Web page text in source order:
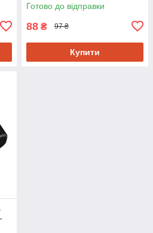
Готово до відправки
88 ₴ 97 ₴
Купити